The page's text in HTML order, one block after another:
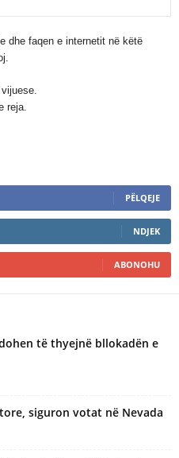
dhe faqen e internetit në këtë
reja.
PËLQEJE
NDJEK
ABONOHU
të thyejnë bllokadën e
siguron votat në Nevada